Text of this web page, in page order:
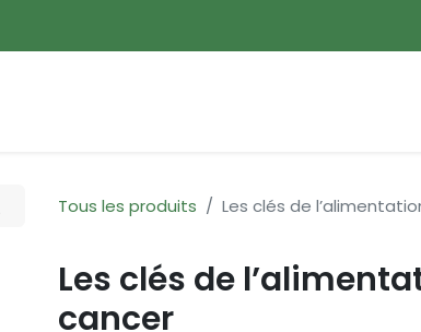
Tous les produits Les clés de
Les clés de
cancer